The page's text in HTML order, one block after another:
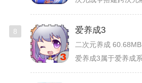
8 爱养成3
二次元养成 60.68MB